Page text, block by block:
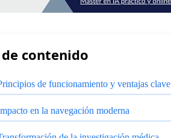
contenido
de funcionamiento y ventajas clave
en la navegación moderna